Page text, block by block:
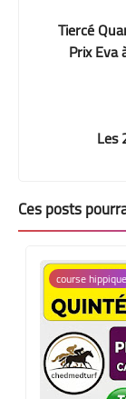
Tiercé
Prix Eva
Les
Ces posts
course hippique